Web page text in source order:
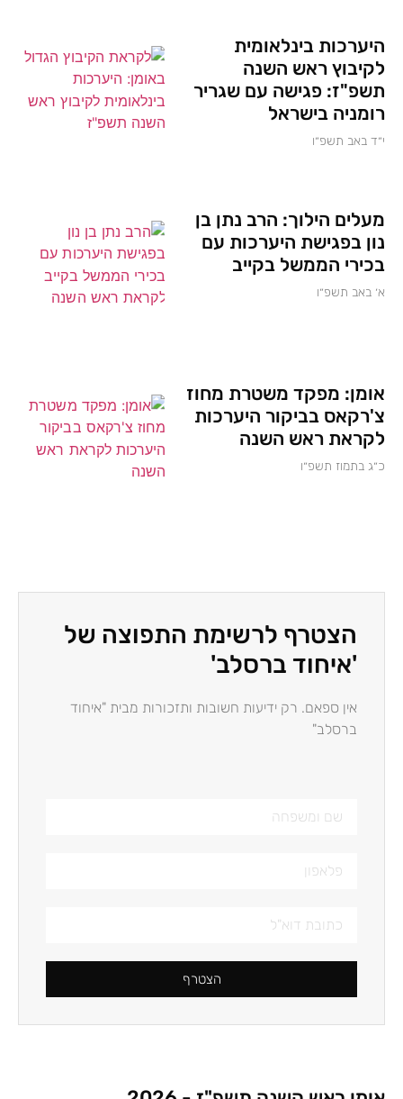
היערכות בינלאומית
לקיבוץ ראש השנה
תשפ"ז: פגישה עם שגריר
רומניה בישראל
י״ד באב תשפ״ו
מעלים הילוך: הרב נתן בן
נון בפגישת היערכות עם
בכירי הממשל בקייב
א׳ באב תשפ״ו
אומן: מפקד משטרת מחוז
צ'רקאס בביקור היערכות
לקראת ראש השנה
כ״ג בתמוז תשפ״ו
הצטרף לרשימת התפוצה של
'איחוד ברסלב'
אין ספאם. רק ידיעות חשובות ותזכורות מבית "איחוד
ברסלב"
הצטרף